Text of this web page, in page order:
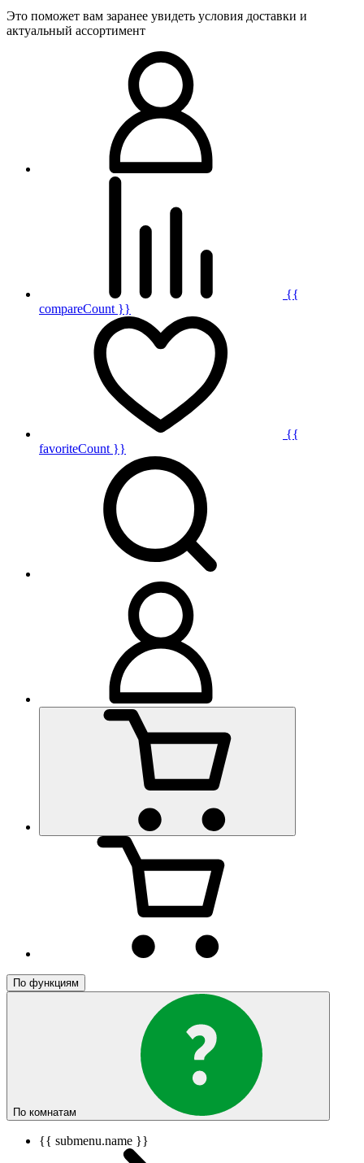
Это поможет вам заранее увидеть условия доставки и
актуальный ассортимент
{{
compareCount }}
{{
favoriteCount }}
По функциям
По комнатам
{{ submenu.name }}